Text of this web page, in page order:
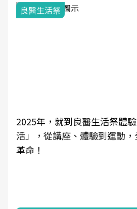
良醫生活祭
2025年，就到良醫生活祭體
活」，從講座、體驗到運動
革命！